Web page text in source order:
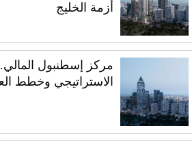
أزمة الخليج
مركز إسطنبول
الاستراتيجي وخطط